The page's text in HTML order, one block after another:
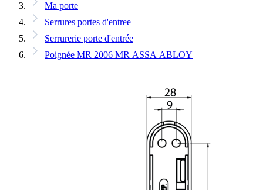
Ma porte
Serrures portes d'entree
Serrurerie porte d'entrée
Poignée MR 2006 MR ASSA ABLOY